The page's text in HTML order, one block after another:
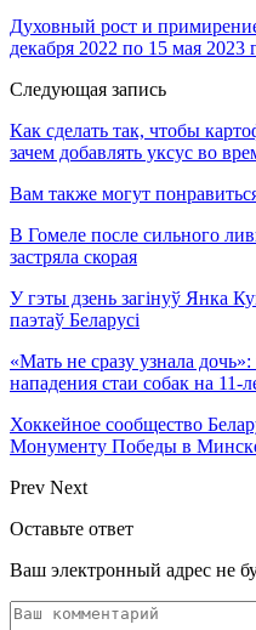
Духовный рост и
декабря 2022 по 15 мая 2023
Следующая запись
Как сделать так, чтобы
зачем добавлять уксус во
Вам также могут
В Гомеле после сильного
застряла скорая
У гэты дзень загінуў Янка
паэтаў Беларусі
«Мать не сразу узнала
нападения стаи собак на
Хоккейное сообщество
Монументу Победы в
Prev Next
Оставьте ответ
Ваш электронный адрес не